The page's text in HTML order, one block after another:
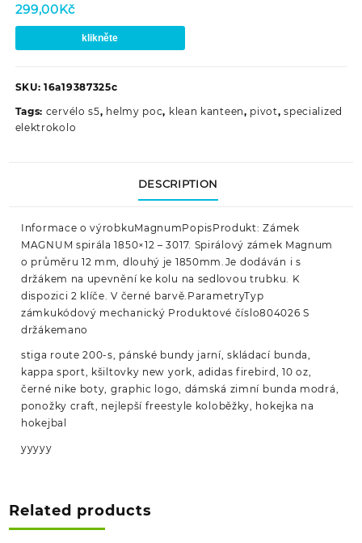
299,00Kč
klikněte
SKU: 16a19387325c
Tags: cervélo s5, helmy poc, klean kanteen, pivot,specialized
elektrokolo
DESCRIPTION
Informace o výrobkuMagnumPopisProdukt: Zámek
MAGNUM spirála 1850×12 – 3017. Spirálový zámek Magnum
o průměru 12 mm, dlouhý je 1850mm.Je dodáván i s
držákem na upevnění ke kolu na sedlovou trubku. K
dispozici 2 klíče. V černé barvě.ParametryTyp
zámkukódový mechanický Produktové číslo804026 S
držákemano
stiga route 200-s, pánské bundy jarní, skládací bunda,
kappa sport, kšiltovky new york, adidas firebird, 10 oz,
černé nike boty, graphic logo, dámská zimní bunda modrá,
ponožky craft, nejlepší freestyle koloběžky, hokejka na
hokejbal
yyyyy
Related products